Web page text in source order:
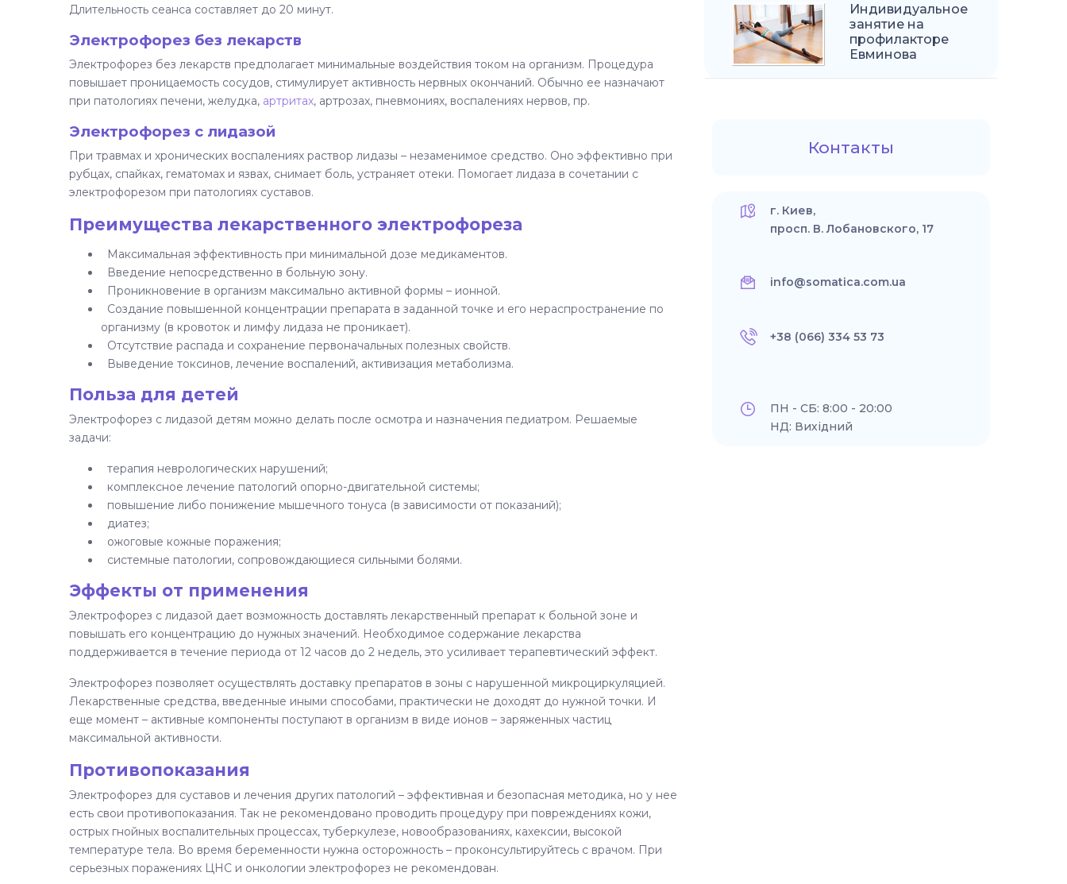
Длительность сеанса составляет до 20 минут.
Электрофорез без лекарств
Электрофорез без лекарств предполагает минимальные воздействия током на организм. Процедура
повышает проницаемость сосудов, стимулирует активность нервных окончаний. Обычно ее назначают
при патологиях печени, желудка, артритах, артрозах, пневмониях, воспалениях нервов, пр.
Электрофорез с лидазой
При травмах и хронических воспалениях раствор лидазы – незаменимое средство. Оно эффективно при
рубцах, спайках, гематомах и язвах, снимает боль, устраняет отеки. Помогает лидаза в сочетании с
электрофорезом при патологиях суставов.
Преимущества лекарственного электрофореза
Максимальная эффективность при минимальной дозе медикаментов.
Введение непосредственно в больную зону.
Проникновение в организм максимально активной формы – ионной.
Создание повышенной концентрации препарата в заданной точке и его нераспространение по
организму (в кровоток и лимфу лидаза не проникает).
Отсутствие распада и сохранение первоначальных полезных свойств.
Выведение токсинов, лечение воспалений, активизация метаболизма.
Польза для детей
Электрофорез с лидазой детям можно делать после осмотра и назначения педиатром. Решаемые
задачи:
терапия неврологических нарушений;
комплексное лечение патологий опорно-двигательной системы;
повышение либо понижение мышечного тонуса (в зависимости от показаний);
диатез;
ожоговые кожные поражения;
системные патологии, сопровождающиеся сильными болями.
Эффекты от применения
Электрофорез с лидазой дает возможность доставлять лекарственный препарат к больной зоне и
повышать его концентрацию до нужных значений. Необходимое содержание лекарства
поддерживается в течение периода от 12 часов до 2 недель, это усиливает терапевтический эффект.
Электрофорез позволяет осуществлять доставку препаратов в зоны с нарушенной микроциркуляцией.
Лекарственные средства, введенные иными способами, практически не доходят до нужной точки. И
еще момент – активные компоненты поступают в организм в виде ионов – заряженных частиц
максимальной активности.
Противопоказания
Электрофорез для суставов и лечения других патологий – эффективная и безопасная методика, но у нее
есть свои противопоказания. Так не рекомендовано проводить процедуру при повреждениях кожи,
острых гнойных воспалительных процессах, туберкулезе, новообразованиях, кахексии, высокой
температуре тела. Во время беременности нужна осторожность – проконсультируйтесь с врачом. При
серьезных поражениях ЦНС и онкологии электрофорез не рекомендован.
Индивидуальное
занятие на
профилакторе
Евминова
Контакты
г. Киев,
просп. В. Лобановского, 17
info@somatica.com.ua
+38 (066) 334 53 73
ПН - СБ: 8:00 - 20:00
НД: Вихідний